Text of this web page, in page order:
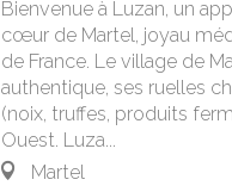
Bienvenue à Luzan, un
cœur de Martel, joyau
de France. Le village de
authentique, ses ruelles
(noix, truffes, produits
Ouest. Luza...
Martel